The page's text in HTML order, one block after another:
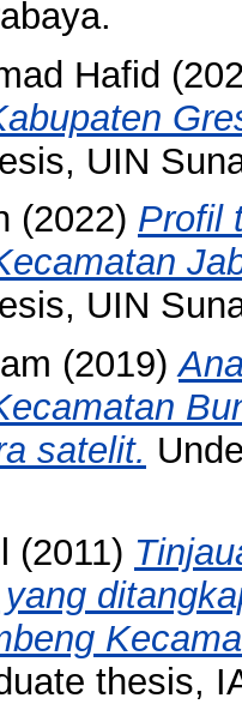
Hafid
UIN
(2022) Profil
UIN
(2019)
satelit.
(2011)
thesis,